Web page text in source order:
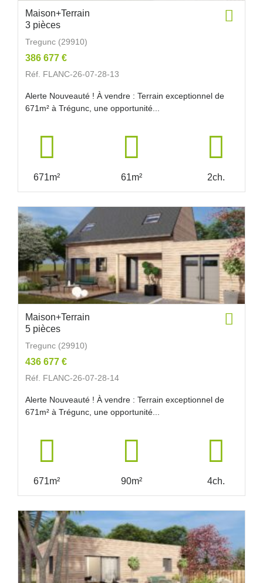
Maison+Terrain
3 pièces
Tregunc (29910)
386 677 €
Réf. FLANC-26-07-28-13
Alerte Nouveauté ! À vendre : Terrain exceptionnel de
671m² à Trégunc, une opportunité...
671m² 61m² 2ch.
Maison+Terrain
5 pièces
Tregunc (29910)
436 677 €
Réf. FLANC-26-07-28-14
Alerte Nouveauté ! À vendre : Terrain exceptionnel de
671m² à Trégunc, une opportunité...
671m² 90m² 4ch.